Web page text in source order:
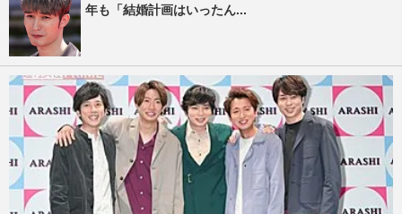
年も「結婚計画はいったん...